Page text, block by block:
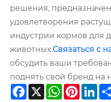
решения,
удовлетворения
индустрии кормов для
животных.Связаться с
обсудить ваши
поднять свой бренд на
Facebook
X WhatsApp